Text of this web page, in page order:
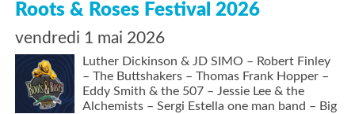
Roots & Roses Festival 2026
vendredi 1 mai 2026
Luther Dickinson & JD SIMO – Robert Finley
– The Buttshakers – Thomas Frank Hopper –
Eddy Smith & the 507 – Jessie Lee & the
Alchemists – Sergi Estella one man band – Big